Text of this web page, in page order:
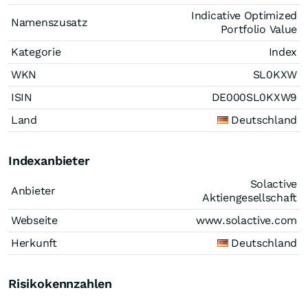
Namenszusatz
Indicative Optimized
Portfolio Value
Kategorie
Index
WKN
SL0KXW
ISIN
DE000SL0KXW9
Land
Deutschland
Indexanbieter
Anbieter
Solactive
Aktiengesellschaft
Webseite
www.solactive.com
Herkunft
Deutschland
Risikokennzahlen